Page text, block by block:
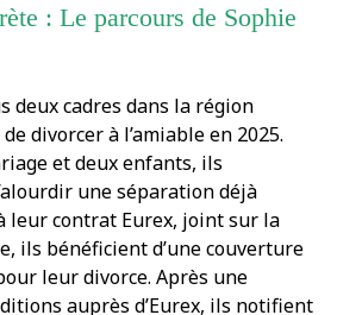
: Le parcours de Sophie
deux cadres dans la région
divorcer à l’amiable en 2025.
et deux enfants, ils
une séparation déjà
leur contrat Eurex, joint sur la
ils bénéficient d’une couverture
leur divorce. Après une
auprès d’Eurex, ils notifient